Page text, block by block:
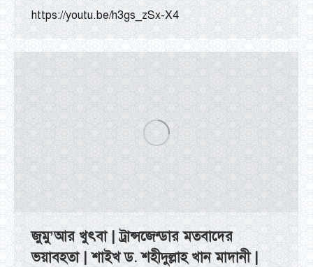
https://youtu.be/h3gs_zSx-X4
জুমু’আর খুৎবা | ট্রান্সজেন্ডার মতবাদের
ভয়াবহতা | শাইখ ড. শহীদুল্লাহ খান মাদানী |